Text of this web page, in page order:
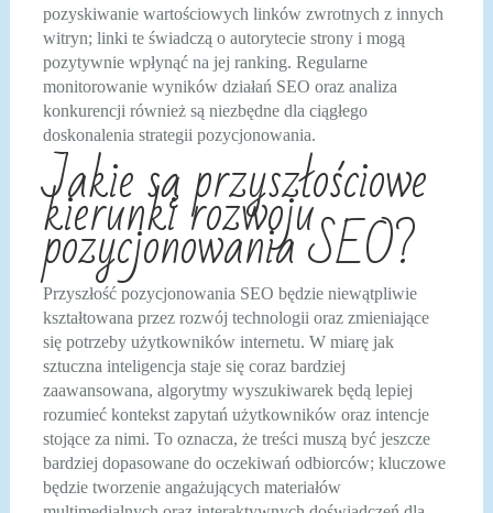
pozyskiwanie wartościowych linków zwrotnych z innych
witryn; linki te świadczą o autorytecie strony i mogą
pozytywnie wpłynąć na jej ranking. Regularne
monitorowanie wyników działań SEO oraz analiza
konkurencji również są niezbędne dla ciągłego
doskonalenia strategii pozycjonowania.
Jakie są przyszłościowe
kierunki rozwoju
pozycjonowania SEO?
Przyszłość pozycjonowania SEO będzie niewątpliwie
kształtowana przez rozwój technologii oraz zmieniające
się potrzeby użytkowników internetu. W miarę jak
sztuczna inteligencja staje się coraz bardziej
zaawansowana, algorytmy wyszukiwarek będą lepiej
rozumieć kontekst zapytań użytkowników oraz intencje
stojące za nimi. To oznacza, że treści muszą być jeszcze
bardziej dopasowane do oczekiwań odbiorców; kluczowe
będzie tworzenie angażujących materiałów